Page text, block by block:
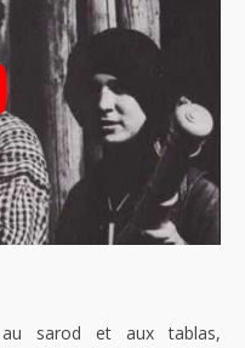
sarod et aux tablas,